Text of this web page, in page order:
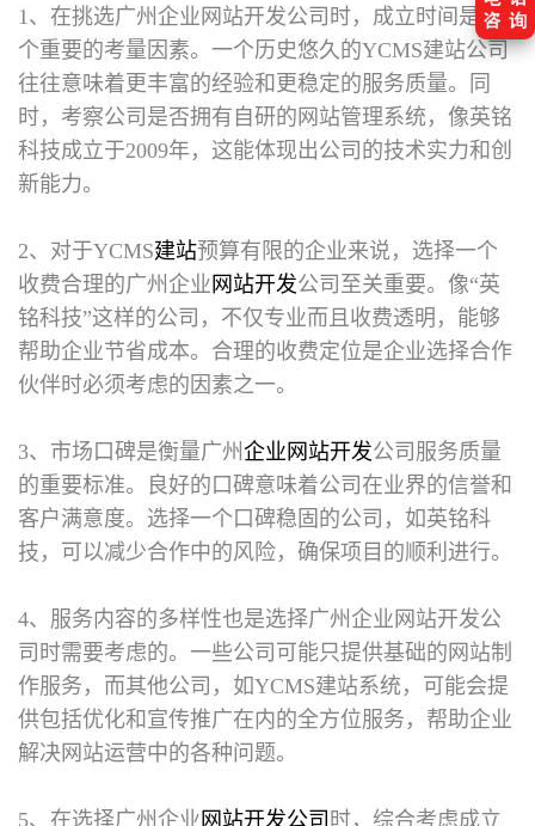
1、在挑选广州企业网站开发公司时，成立时间是一
个重要的考量因素。一个历史悠久的YCMS建站公司
往往意味着更丰富的经验和更稳定的服务质量。同
时，考察公司是否拥有自研的网站管理系统，像英铭
科技成立于2009年，这能体现出公司的技术实力和创
新能力。
2、对于YCMS建站预算有限的企业来说，选择一个
收费合理的广州企业 网站开发公司至关重要。像“英
铭科技”这样的公司，不仅专业而且收费透明，能够
帮助企业节省成本。合理的收费定位是企业选择合作
伙伴时必须考虑的因素之一。
3、市场口碑是衡量广州 企业网站开发公司服务质量
的重要标准。良好的口碑意味着公司在业界的信誉和
客户满意度。选择一个口碑稳固的公司，如英铭科
技，可以减少合作中的风险，确保项目的顺利进行。
4、服务内容的多样性也是选择广州企业网站开发公
司时需要考虑的。一些公司可能只提供基础的网站制
作服务，而其他公司，如YCMS建站系统，可能会提
供包括优化和宣传推广在内的全方位服务，帮助企业
解决网站运营中的各种问题。
5、在选择广州企业 网站开发公司 时，综合考虑成立